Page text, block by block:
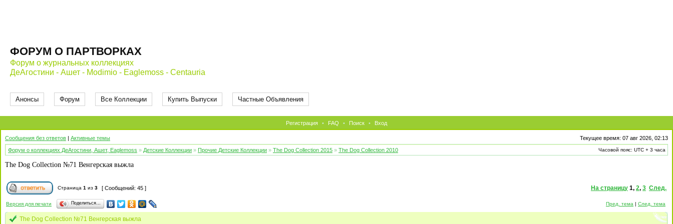
ФОРУМ О ПАРТВОРКАХ
Форум о журнальных коллекциях
ДеАгостини - Ашет - Modimio - Eaglemoss - Centauria
Анонсы Форум Все Коллекции Купить Выпуски Частные Объявления
Регистрация • FAQ • Поиск • Вход
Сообщения без ответов | Активные темы
Текущее время: 07 авг 2026, 02:13
Форум о коллекциях ДеАгостини, Ашет, Eaglemoss » Детские Коллекции » Прочие Детские Коллекции » The Dog Collection 2015 » The Dog Collection 2010 Часовой пояс: UTC + 3 часа
The Dog Collection №71 Венгерская выжла
Страница 1 из 3 [ Сообщений: 45 ] На страницу 1, 2, 3 След.
Версия для печати Поделиться… Пред. тема | След. тема
The Dog Collection №71 Венгерская выжла